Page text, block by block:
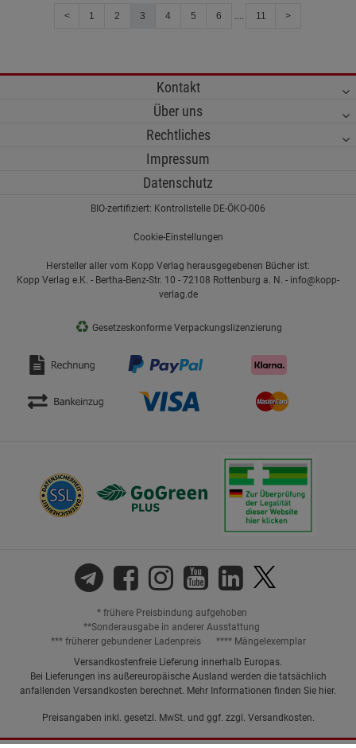
< 1 2 3 4 5 6 .... 11 >
Kontakt
Über uns
Rechtliches
Impressum
Datenschutz
BIO-zertifiziert: Kontrollstelle DE-ÖKO-006
Cookie-Einstellungen
Hersteller aller vom Kopp Verlag herausgegebenen Bücher ist:
Kopp Verlag e.K. - Bertha-Benz-Str. 10 - 72108 Rottenburg a. N. - info@kopp-
verlag.de
♻ Gesetzeskonforme Verpackungslizenzierung
* frühere Preisbindung aufgehoben
**Sonderausgabe in anderer Ausstattung
*** früherer gebundener Ladenpreis
**** Mängelexemplar
Versandkostenfreie Lieferung innerhalb Europas.
Bei Lieferungen ins außereuropäische Ausland werden die tatsächlich
anfallenden Versandkosten berechnet. Mehr Informationen finden Sie hier.
Preisangaben inkl. gesetzl. MwSt. und ggf. zzgl. Versandkosten.